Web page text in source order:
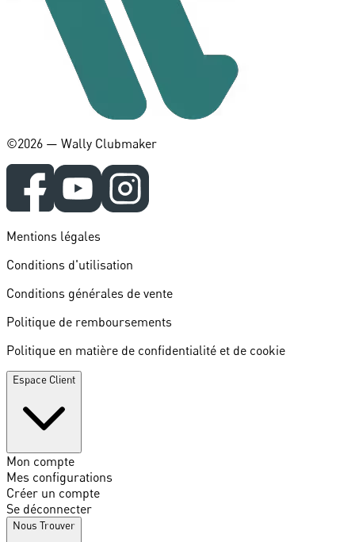
©️2026 — Wally Clubmaker
Mentions légales
Conditions d'utilisation
Conditions générales de vente
Politique de remboursements
Politique en matière de confidentialité et de cookie
Espace Client
Mon compte
Mes configurations
Créer un compte
Se déconnecter
Nous Trouver